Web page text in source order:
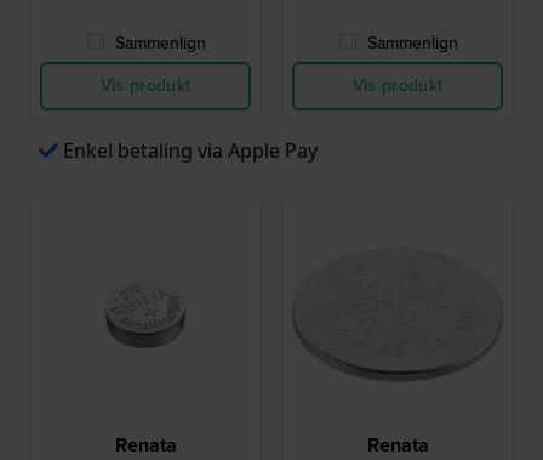
Sammenlign
Vis produkt
Sammenlign
Vis produkt
Enkel betaling via Apple Pay
Renata Renata